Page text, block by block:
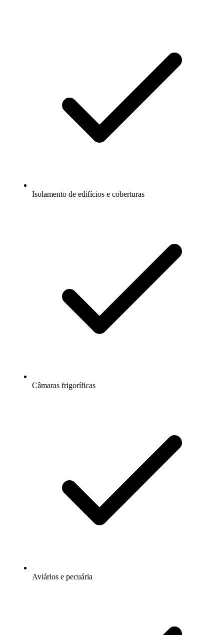
Isolamento de edifícios e coberturas
Câmaras frigoríficas
Aviários e pecuária